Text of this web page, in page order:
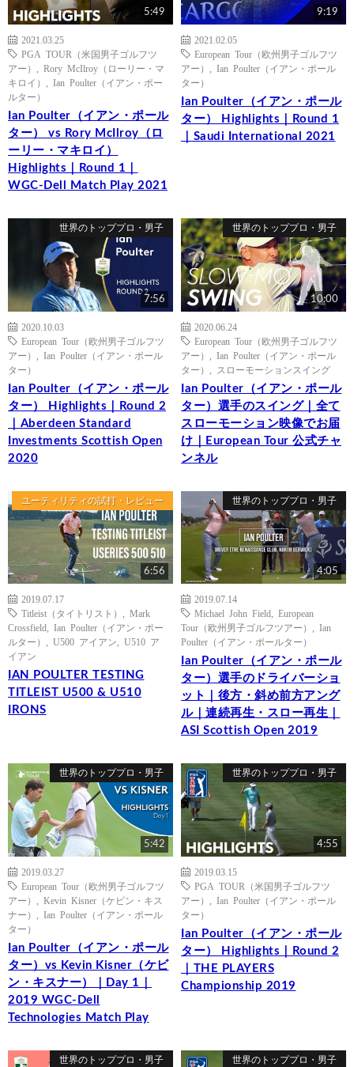
5:49
2021.03.25
PGA TOUR（米国男子ゴルフツ
アー）
Rory McIlroy（ローリー・マ
キロイ）
Ian Poulter（イアン・ポー
ルター）
Ian Poulter（イアン・ポール
ター） vs Rory McIlroy（ロ
ーリー・マキロイ）
Highlights｜Round 1｜
WGC-Dell Match Play 2021
9:19
2021.02.05
European Tour（欧州男子ゴルフツ
アー）
Ian Poulter（イアン・ポール
ター）
Ian Poulter（イアン・ポール
ター） Highlights｜Round 1
｜Saudi International 2021
世界のトッププロ・男子
7:56
2020.10.03
European Tour（欧州男子ゴルフツ
アー）
Ian Poulter（イアン・ポール
ター）
Ian Poulter（イアン・ポール
ター） Highlights｜Round 2
｜Aberdeen Standard
Investments Scottish Open
2020
世界のトッププロ・男子
10:00
2020.06.24
European Tour（欧州男子ゴルフツ
アー）
Ian Poulter（イアン・ポール
ター）
スローモーションスイング
Ian Poulter（イアン・ポール
ター）選手のスイング｜全て
スローモーション映像でお届
け｜European Tour 公式チャ
ンネル
ユーティリティの試打・レビュー
6:56
2019.07.17
Titleist（タイトリスト）
Mark
Crossfield
Ian Poulter（イアン・ポー
ルター）
U500 アイアン
U510 ア
イアン
IAN POULTER TESTING
TITLEIST U500 & U510
IRONS
世界のトッププロ・男子
4:05
2019.07.14
Michael John Field
European
Tour（欧州男子ゴルフツアー）
Ian
Poulter（イアン・ポールター）
Ian Poulter（イアン・ポール
ター）選手のドライバーショ
ット｜後方・斜め前方アング
ル｜連続再生・スロー再生｜
ASI Scottish Open 2019
世界のトッププロ・男子
5:42
2019.03.27
European Tour（欧州男子ゴルフツ
アー）
Kevin Kisner（ケビン・キス
ナー）
Ian Poulter（イアン・ポール
ター）
Ian Poulter（イアン・ポール
ター）vs Kevin Kisner（ケビ
ン・キスナー）｜Day 1｜
2019 WGC-Dell
Technologies Match Play
世界のトッププロ・男子
4:55
2019.03.15
PGA TOUR（米国男子ゴルフツ
アー）
Ian Poulter（イアン・ポール
ター）
Ian Poulter（イアン・ポール
ター） Highlights｜Round 2
｜THE PLAYERS
Championship 2019
世界のトッププロ・男子 世界のトッププロ・男子